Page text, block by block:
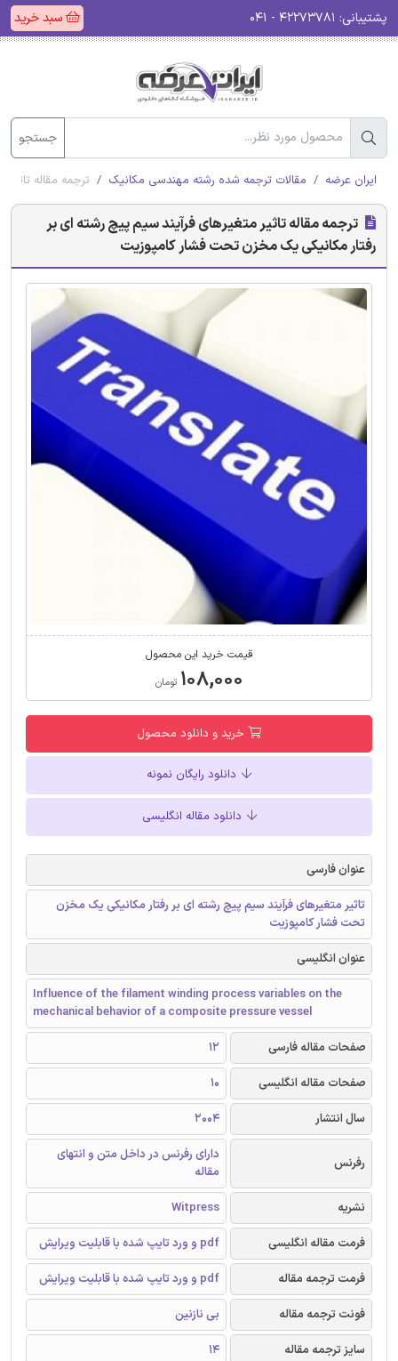
پشتیبانی: سبد خرید
جستجو
ایران عرضه مقالات ترجمه شده رشته مهندسی مکانیک ترجمه مقاله
ترجمه مقاله تاثیر متغیرهای فرآیند سیم پیچ رشته ای بر
رفتار مکانیکی یک مخزن تحت فشار کامپوزیت
قیمت خرید این محصول
۱۰۸,۰۰۰ تومان
خرید و دانلود محصول
دانلود رایگان نمونه
دانلود مقاله انگلیسی
عنوان فارسی
تاثیر متغیرهای فرآیند سیم پیچ رشته ای بر رفتار مکانیکی یک مخزن
تحت فشار کامپوزیت
عنوان انگلیسی
Influence of the filament winding process variables on the
mechanical behavior of a composite pressure vessel
صفحات مقاله فارسی
12
صفحات مقاله انگلیسی
10
سال انتشار
2004
رفرنس
دارای رفرنس در داخل متن و انتهای
مقاله
نشریه
Witpress
فرمت مقاله انگلیسی
pdf و ورد تایپ شده با قابلیت ویرایش
فرمت ترجمه مقاله
pdf و ورد تایپ شده با قابلیت ویرایش
فونت ترجمه مقاله
بی نازنین
سایز ترجمه مقاله
14